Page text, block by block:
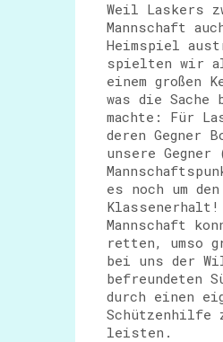
Weil Laskers
Mannschaft
Heimspiel
spielten wir
einem großen
was die Sache
machte: Für
deren Gegner
unsere
es noch um den
Mannschaft
retten, umso
bei uns der
befreundeten
durch einen
Schützenhilfe
leisten.